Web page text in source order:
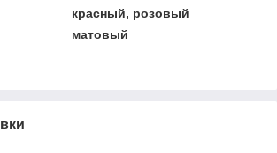
красный, розовый
матовый